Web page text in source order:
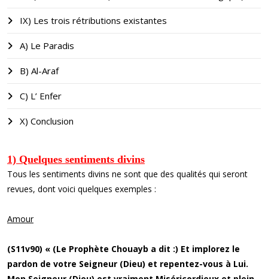
IX) Les trois rétributions existantes
A) Le Paradis
B) Al-Araf
C) L’ Enfer
X) Conclusion
1) Quelques sentiments divins
Tous les sentiments divins ne sont que des qualités qui seront
revues, dont voici quelques exemples :
Amour
(S11v90) « (Le Prophète Chouayb a dit :) Et implorez le
pardon de votre Seigneur (Dieu) et repentez-vous à Lui.